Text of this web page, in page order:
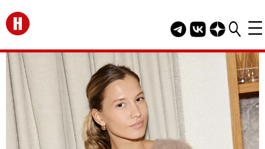
Перейти на главную
Telegram канал
Группа HELLO
Канал